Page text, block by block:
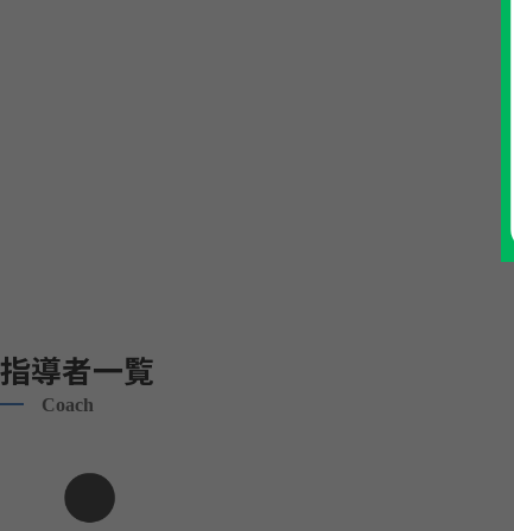
指導者一覧
Coach